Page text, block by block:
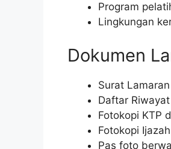
Program
Lingkungan
Dokumen
Surat
Daftar
Fotokopi KTP
Fotokopi
Pas foto